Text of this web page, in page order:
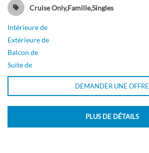
Cruise Only,Famille,Singles
Intérieure de
Extérieure de
Balcon de
Suite de
DEMANDER UNE OFFRE
PLUS DE DÉTAILS